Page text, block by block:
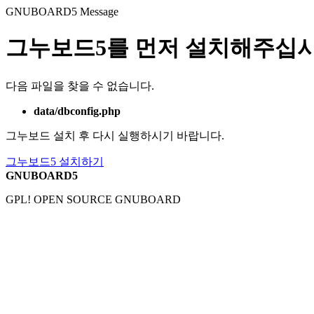
GNUBOARD5 Message
그누보드5를 먼저 설치해주십
다음 파일을 찾을 수 없습니다.
data/dbconfig.php
그누보드 설치 후 다시 실행하시기 바랍니다.
그누보드5 설치하기
GNUBOARD5
GPL! OPEN SOURCE GNUBOARD